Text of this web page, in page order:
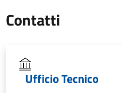
Contatti
Ufficio Tecnico